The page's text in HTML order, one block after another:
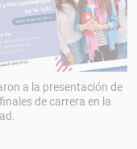
a la presentación de
de carrera en la